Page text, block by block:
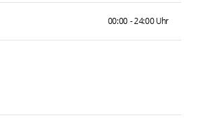
00:00 - 24:00 Uhr